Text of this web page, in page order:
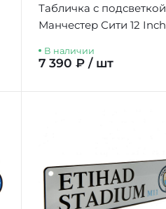
Табличка с подсветкой
Манчестер Сити 12 Inch
В наличии
7 390 ₽ / шт